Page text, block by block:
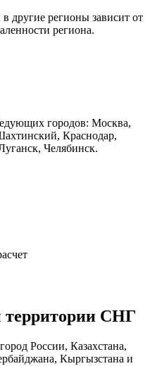
другие регионы зависит от
региона.
городов: Москва,
Краснодар,
Челябинск.
территории СНГ
России, Казахстана,
Кыргызстана и